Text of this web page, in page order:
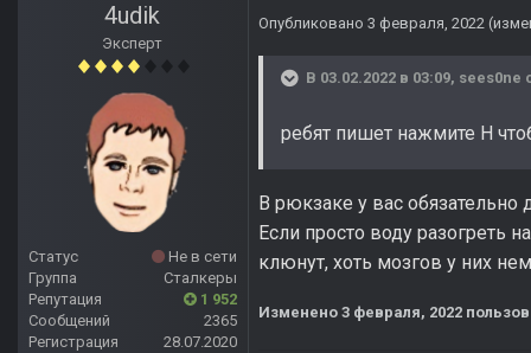
4udik
Эксперт
Статус
Не в сети
Группа
Сталкеры
Репутация
1 952
Сообщений
2365
Регистрация
28.07.2020
Опубликовано 3 февраля, 2022
В 03.02.2022 в 03:09, sees0ne
ребят пишет нажмите H
В рюкзаке у вас
Если просто воду разогреть
клюнут, хоть мозгов у них
Изменено 3 февраля, 2022